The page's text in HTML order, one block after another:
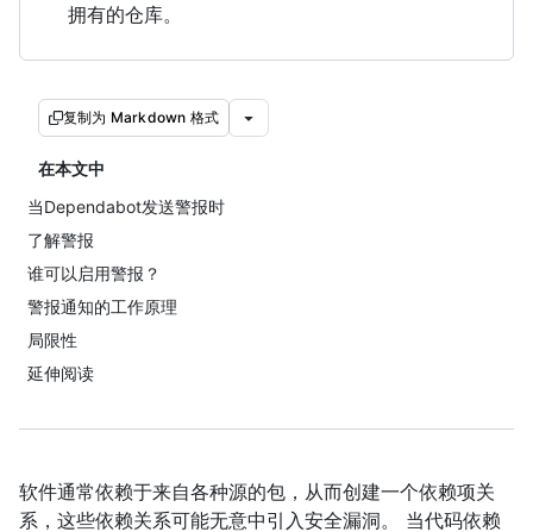
拥有的仓库。
复制为 Markdown 格式
在本文中
当Dependabot发送警报时
了解警报
谁可以启用警报？
警报通知的工作原理
局限性
延伸阅读
软件通常依赖于来自各种源的包，从而创建一个依赖项关
系，这些依赖关系可能无意中引入安全漏洞。 当代码依赖